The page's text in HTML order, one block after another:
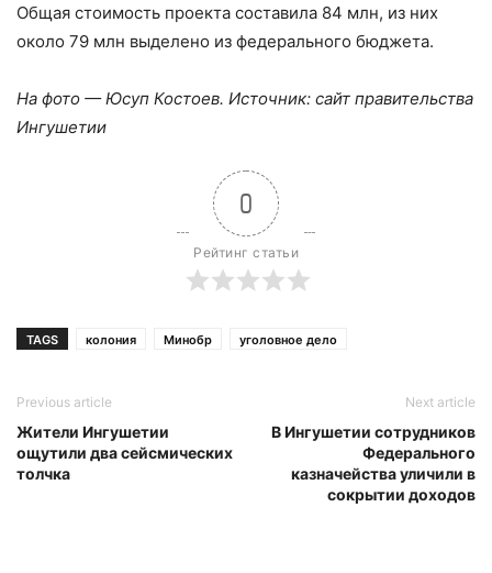
Общая стоимость проекта составила 84 млн, из них
около 79 млн выделено из федерального бюджета.
На фото — Юсуп Костоев. Источник: сайт правительства
Ингушетии
0
Рейтинг статьи
TAGS колония Минобр уголовное дело
Previous article
Жители Ингушетии
ощутили два сейсмических
толчка
Next article
В Ингушетии сотрудников
Федерального
казначейства уличили в
сокрытии доходов